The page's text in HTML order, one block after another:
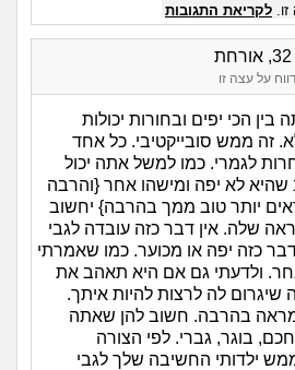
לקריאת התגובות
על עצה זו
הכי יפים ובחורות יכולות
ממש סובייקטיבי. כל אחד
לגמרי. כמו למשל אתה יכול
שהיא לא יפה ומישהו אחר {והרבה
יותר טוב ממך בהרבה} יחשוב
שלה. אין דבר כזה עובדה לגבי
כזה יפה או מכוער. כמו שאמרתי
ולדעתי גם אם היא תאהב את
לה לרצות להיות איתך.
בהרבה. חשוב להן שאתה
בוגר, גברי. לפי הצורה
ילדותי החשיבה שלך לגבי